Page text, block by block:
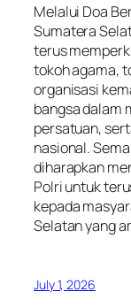
Melalui Doa
Sumatera
terus
tokoh agama,
organisasi
bangsa dalam
persatuan,
nasional.
diharapkan
Polri untuk
kepada
Selatan yang
July 1, 2026